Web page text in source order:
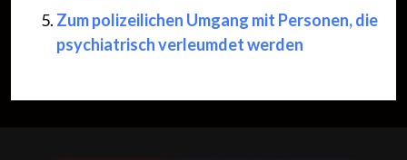
Zum polizeilichen Umgang mit Personen, die
psychiatrisch verleumdet werden